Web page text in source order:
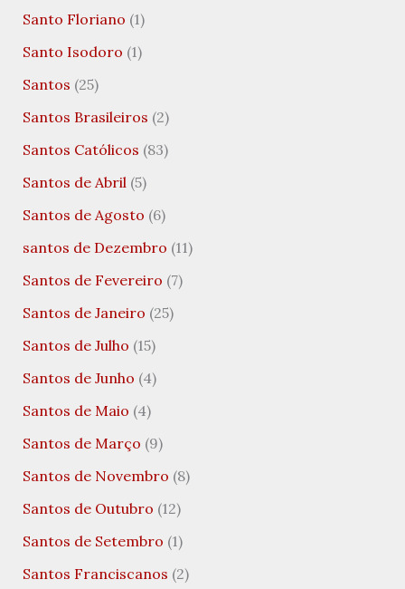
Santo Floriano (1)
Santo Isodoro (1)
Santos (25)
Santos Brasileiros (2)
Santos Católicos (83)
Santos de Abril(5)
Santos de Agosto (6)
santos de Dezembro (11)
Santos de Fevereiro (7)
Santos de Janeiro (25)
Santos de Julho (15)
Santos de Junho (4)
Santos de Maio (4)
Santos de Março (9)
Santos de Novembro (8)
Santos de Outubro (12)
Santos de Setembro (1)
Santos Franciscanos (2)